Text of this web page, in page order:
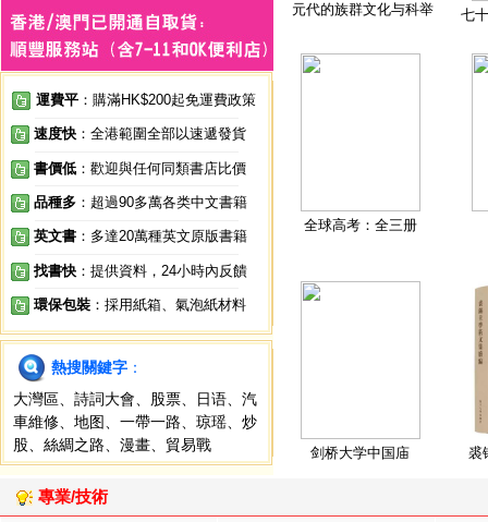
運費平 ：購滿HK$200起免運費政策
速度快 ：全港範圍全部以速遞發貨
書價低 ：歡迎與任何同類書店比價
品種多 ：超過90多萬各类中文書籍
英文書 ：多達20萬種英文原版書籍
找書快 ：提供資料，24小時內反饋
環保包裝 ：採用紙箱、氣泡紙材料
熱搜關鍵字 ：
大灣區
詩詞大會 股票 日语
汽
車維修
地图 一帶一路 琼瑶
炒
股
絲綢之路 漫畫 貿易戰
元代的族群文化与科举 七
全球高考：全三册
剑桥大学中国庙 裘
專業/技術